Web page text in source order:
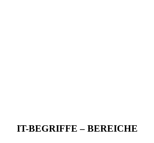
IT-BEGRIFFE – BEREICHE